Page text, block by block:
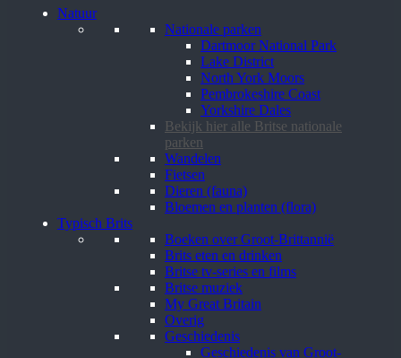
Natuur
Nationale parken
Dartmoor National Park
Lake District
North York Moors
Pembrokeshire Coast
Yorkshire Dales
Bekijk hier alle Britse nationale
parken
Wandelen
Fietsen
Dieren (fauna)
Bloemen en planten (flora)
Typisch Brits
Boeken over Groot-Brittannië
Brits eten en drinken
Britse tv-series en films
Britse muziek
My Great Britain
Overig
Geschiedenis
Geschiedenis van Groot-